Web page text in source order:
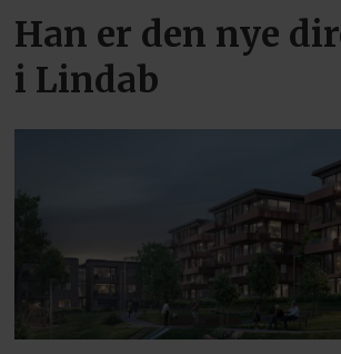
Han er den nye
i Lindab